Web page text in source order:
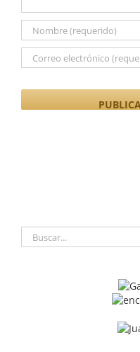
Buscar: